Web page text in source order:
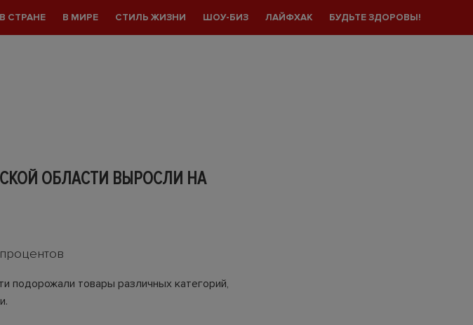
СТРАНЕ В МИРЕ СТИЛЬ ЖИЗНИ ШОУ-БИЗ ЛАЙФХАК БУДЬТЕ ЗДОРОВЫ!
ОБЛАСТИ ВЫРОСЛИ НА
подорожали товары различных категорий,